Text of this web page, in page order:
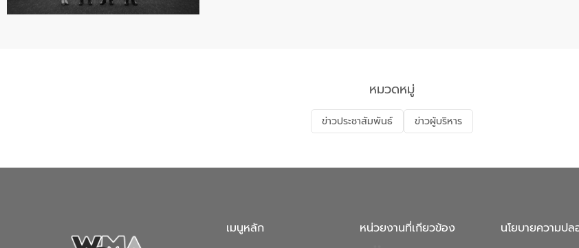
ตลอดระบบ โดยการนำน้ำบำบัดกลับมาใช้ใหม่จะช่วยลดการพึ่งพาน้ำธรรมชาติและสร้างสมดุ
ความร่วมมือระหว่างภาครัฐและภาคเอกชนในครั้งนี้ นับเป็นก้าวสำคัญของ องค์การจัดการน้ำ
ฐานด้านน้ำของประเทศ เพื่อยกระดับประสิทธิภาพการใช้ทรัพยากรน้ำให้เกิดประโยชน์สูงสุดแล
หมวดหมู่
ข่าวประชาสัมพันธ์ ข่าวผู้บริหาร
เมนูหลัก หน่วยงานที่เกียวข้อง นโยบายความป